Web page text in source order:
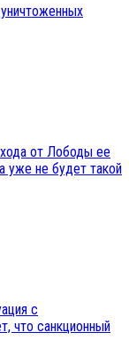
от Лободы ее
уже не будет такой
с
что санкционный